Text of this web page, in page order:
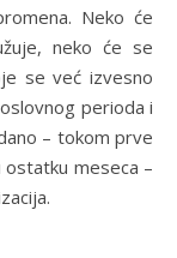
Neko će
neko će se
se već izvesno
perioda i
– tokom prve
meseca –